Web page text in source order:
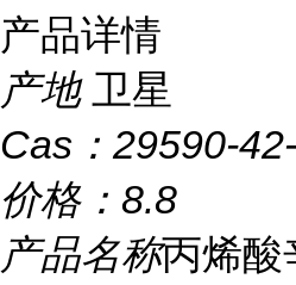
产品详情
产地 卫星
Cas： 29590-
价格： 8.8
产品名称丙烯酸